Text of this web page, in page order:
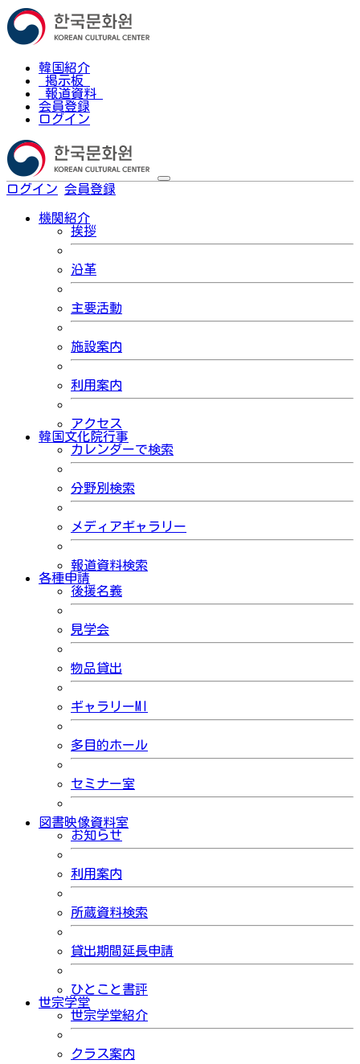
韓国紹介
掲示板
報道資料
会員登録
ログイン
ログイン 会員登録
機関紹介
挨拶
沿革
主要活動
施設案内
利用案内
アクセス
韓国文化院行事
カレンダーで検索
分野別検索
メディアギャラリー
報道資料検索
各種申請
後援名義
見学会
物品貸出
ギャラリーMI
多目的ホール
セミナー室
図書映像資料室
お知らせ
利用案内
所蔵資料検索
貸出期間延長申請
ひとこと書評
世宗学堂
世宗学堂紹介
クラス案内